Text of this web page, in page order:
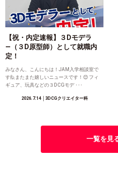
【祝・内定速報】３Dモデラ
―（３D原型師）として就職内
定！
みなさん、こんにちは！JAM入学相談室で
す🙋またまた嬉しいニュースです！😊 フィ
ギュア、玩具などの３DCGモデ ･･･
2026.7.14│3DCGクリエイター科
一覧を見